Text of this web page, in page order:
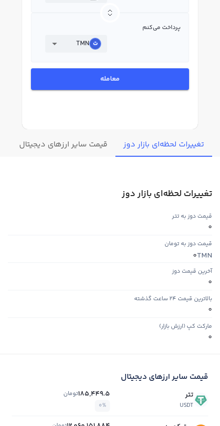
پرداخت می‌کنم
TMN
معامله
تغییرات لحظه‌ای بازار دوز قیمت سایر ارزهای دیجیتال
تغییرات لحظه‌ای بازار دوز
قیمت دوز به تتر
0
قیمت دوز به تومان
TMN
0
آخرین قیمت دوز
0
بالاترین قیمت ۲۴ ساعت گذشته
0
مارکت کپ (ارزش بازار)
0
قیمت سایر ارزهای دیجیتال
تتر
USDT
185,449.5تومان
0%